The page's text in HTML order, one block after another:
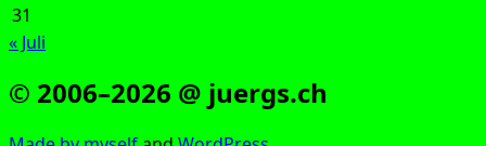
31
« Juli
© 2006–2026 @ juergs.ch